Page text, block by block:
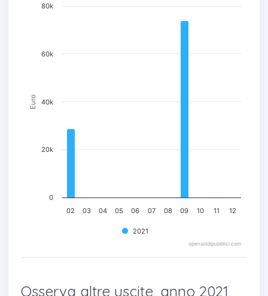
Euro
2021
02 09
03 04 05 06 07 08 10 11 12
0
20k
40k
60k
80k
opensoldipubblici.com
Osserva altre uscite, anno 2021